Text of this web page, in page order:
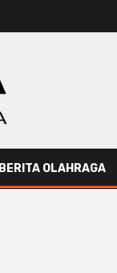
BERITA OLAHRAGA